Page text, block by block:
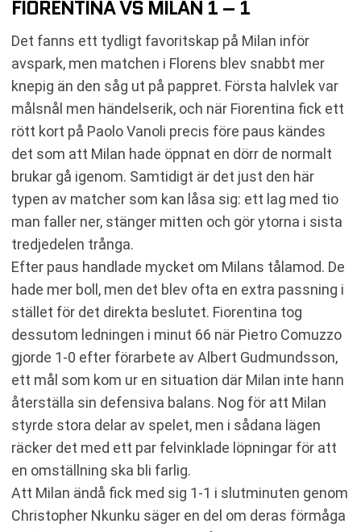
FIORENTINA VS MILAN 1 – 1
Det fanns ett tydligt favoritskap på Milan inför
avspark, men matchen i Florens blev snabbt mer
knepig än den såg ut på pappret. Första halvlek var
målsnål men händelserik, och när Fiorentina fick ett
rött kort på Paolo Vanoli precis före paus kändes
det som att Milan hade öppnat en dörr de normalt
brukar gå igenom. Samtidigt är det just den här
typen av matcher som kan låsa sig: ett lag med tio
man faller ner, stänger mitten och gör ytorna i sista
tredjedelen trånga.
Efter paus handlade mycket om Milans tålamod. De
hade mer boll, men det blev ofta en extra passning i
stället för det direkta beslutet. Fiorentina tog
dessutom ledningen i minut 66 när Pietro Comuzzo
gjorde 1-0 efter förarbete av Albert Gudmundsson,
ett mål som kom ur en situation där Milan inte hann
återställa sin defensiva balans. Nog för att Milan
styrde stora delar av spelet, men i sådana lägen
räcker det med ett par felvinklade löpningar för att
en omställning ska bli farlig.
Att Milan ändå fick med sig 1-1 i slutminuten genom
Christopher Nkunku säger en del om deras förmåga